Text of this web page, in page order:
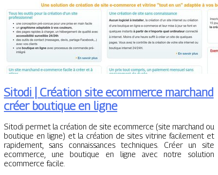
Sitodi | Création site ecommerce marchand
créer boutique en ligne
Sitodi permet la création de site ecommerce (site marchand ou
boutique en ligne) et la création de sites vitrine facilement et
rapidement, sans connaissances techniques. Créer un site
ecommerce, une boutique en ligne avec notre solution
ecommerce facile.